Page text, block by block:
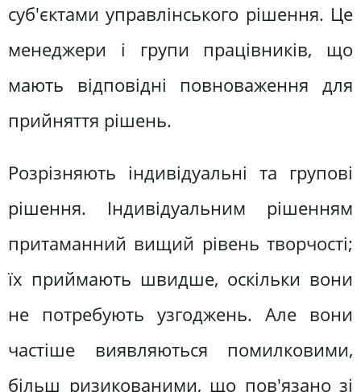
суб'єктами управлінського рішення. Це
менеджери і групи працівників, що
мають відповідні повноваження для
прийняття рішень.
Розрізняють індивідуальні та групові
рішення. Індивідуальним рішенням
притаманний вищий рівень творчості;
їх приймають швидше, оскільки вони
не потребують узгоджень. Але вони
частіше виявляються помилковими,
більш ризикованими, що пов'язано зі